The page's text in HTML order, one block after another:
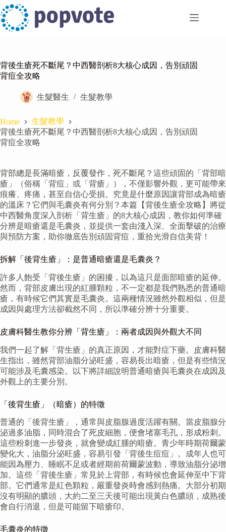
Skip
to
content
背後生瘡死不斷尾？中西醫剖析8大核心成因，告別頑固
背痘全攻略
生髮醫生 生髮教學
Home
生髮教學
背後生瘡死不斷尾？中西醫剖析8大核心成因，告別頑固
背痘全攻略
背部總是長滿暗瘡，反覆發作，死不斷尾？這些頑固的「背部暗
瘡」（俗稱「背痘」或「背瘡」），不僅影響外觀，更可能帶來
痕癢、疼痛，甚至自信心受損。究竟是什麼原因讓背部成為暗瘡
的溫床？它們與毛囊炎有何分別？本篇【背後生瘡全攻略】將從
中西醫角度深入剖析「背生瘡」的8大核心成因，教你如何準確
分辨是暗瘡還是毛囊炎，並提供一套由淺入深、全面擊破的治療
與預防方案，助你徹底告別頑固背痘，重拾光滑自信美背！
拆解「後背生瘡」：是普通暗瘡還是毛囊炎？
許多人飽受「背後生瘡」的困擾，以為這只是面部暗瘡的延伸。
然而，背部皮膚出現的紅腫顆粒，不一定都是我們熟悉的普通暗
瘡，有時候它們其實是毛囊炎。這兩種情況雖然外觀相似，但是
成因與處理方法卻截然不同，所以準確分辨十分重要。
皮膚科醫生教你分辨「背生瘡」：兩者成因與外觀大不同
我們一起了解「背生瘡」的真正原因，才能對症下藥。皮膚科醫
生指出，雖然背部油脂分泌旺盛，容易長出暗瘡，但是有些情況
可能涉及毛囊感染。以下將詳細說明普通暗瘡與毛囊炎在成因及
外觀上的主要分別。
「後背生瘡」（暗瘡）的特徵
普通的「後背生瘡」，通常與皮脂腺過度活躍有關。當皮脂腺分
泌過多油脂，同時混合了死皮細胞，便會堵塞毛孔，形成粉刺。
這些粉刺進一步發炎，就會變成紅腫的暗瘡。青少年時期荷爾蒙
變化大，油脂分泌旺盛，容易引發「背後生痘痘」。成年人也可
能因為壓力、睡眠不足或者經期前荷爾蒙波動，導致油脂分泌增
加。這些「背後生瘡」常見於上背部，有時候也會延伸至中下背
部。它們通常是紅色顆粒，嚴重發炎時會感到熱痛。大部分初期
沒有明顯的膿頭，大約二至三天後可能出現黃白色膿頭，成熟後
會自行消退，但是可能留下暗瘡印。
毛囊炎的特徵